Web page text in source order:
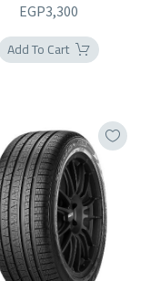
EGP3,300
Add To Cart